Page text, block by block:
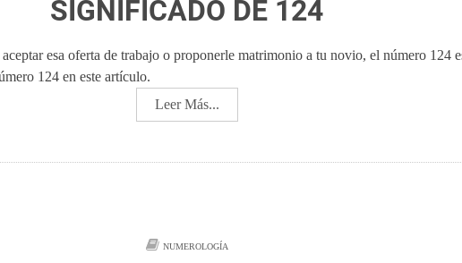
SIGNIFICADO DE 124
aceptar esa oferta de trabajo o proponerle matrimonio a tu novio, el número 124
124 en este artículo.
Leer Más...
NUMEROLOGÍA